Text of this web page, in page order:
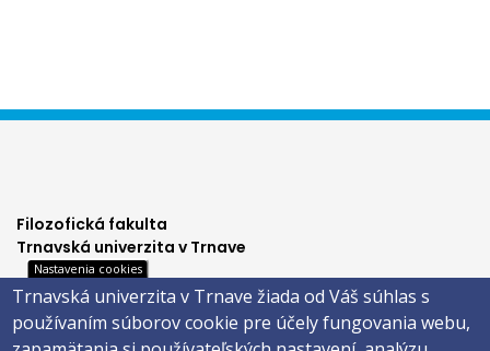
Filozofická fakulta
Trnavská univerzita v Trnave
Hornopotočná 23
918 43 TRNAVA
tel.: 033/5939 213
Nastavenia cookies
Trnavská univerzita v Trnave žiada od Váš súhlas s
používaním súborov cookie pre účely fungovania webu,